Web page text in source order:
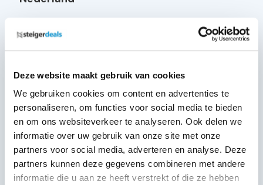
Deze website maakt gebruik van cookies
We gebruiken cookies om content en advertenties te
personaliseren, om functies voor social media te bieden
en om ons websiteverkeer te analyseren. Ook delen we
informatie over uw gebruik van onze site met onze
partners voor social media, adverteren en analyse. Deze
partners kunnen deze gegevens combineren met andere
informatie die u aan ze heeft verstrekt of die ze hebben
en wordt
geleverd met
. Dankzij de hoogwaardige
uit te breiden met accessoires
, zoals uitwijkconsoles en
Samenstelling:
4x
MAANDDEAL: Steigerwiel Nylon
+ stalen spindel - ø200mm
Artikelcode: PAN-SGM-WL-200N